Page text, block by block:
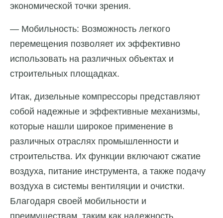
экономической точки зрения.
— Мобильность: Возможность легкого
перемещения позволяет их эффективно
использовать на различных объектах и
строительных площадках.
Итак, дизельные компрессоры представляют
собой надежные и эффективные механизмы,
которые нашли широкое применение в
различных отраслях промышленности и
строительства. Их функции включают сжатие
воздуха, питание инструмента, а также подачу
воздуха в системы вентиляции и очистки.
Благодаря своей мобильности и
преимуществам, таким как надежность,